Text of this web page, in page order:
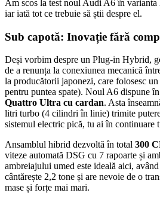
Am scos la test noul Audi A6 în varianta
iar iată tot ce trebuie să știi despre el.
Sub capotă: Inovație fără
Deși vorbim despre un Plug-in Hybrid,
de a renunța la conexiunea mecanică
la producătorii japonezi, care folosesc
pentru puntea spate). Noul A6 dispune
Quattro Ultra cu cardan. Asta
litri turbo (4 cilindri în linie) trimite
sistemul electric pică, tu ai în continuare
Ansamblul hibrid dezvoltă în total 300
viteze automată DSG cu 7 rapoarte și
ambreiajului umed este ideală aici,
cântărește 2,2 tone și are nevoie de o
mase și forțe mai mari.